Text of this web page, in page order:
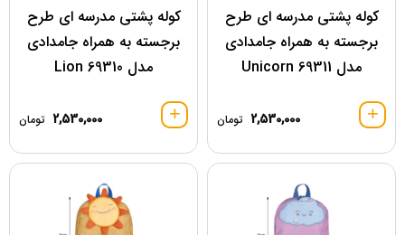
کوله پشتی مدرسه ای طرح
برجسته به همراه جامدادی
مدل 69311 Unicorn
2,530,000 تومان
کوله پشتی مدرسه ای طرح
برجسته به همراه جامدادی
مدل 69310 Lion
2,530,000 تومان